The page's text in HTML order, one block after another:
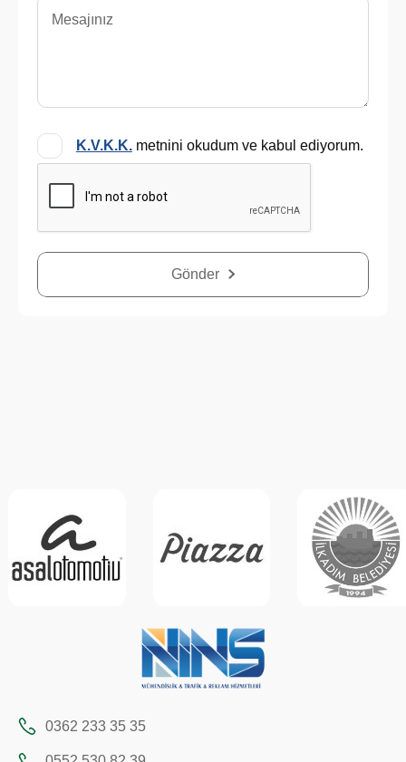
K.V.K.K.metnini okudum ve kabul ediyorum.
Gönder
0362 233 35 35